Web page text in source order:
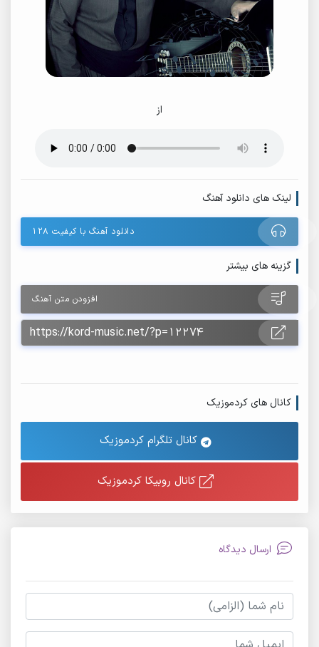
از
لینک های دانلود آهنگ
دانلود آهنگ با کیفیت ۱۲۸
گزینه های بیشتر
افزودن متن آهنگ
کانال های کردموزیک
کانال تلگرام کردموزیک
کانال روبیکا کردموزیک
ارسال دیدگاه